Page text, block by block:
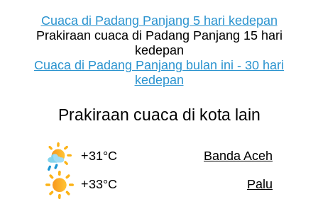
Cuaca di Padang Panjang 5 hari kedepan
Prakiraan cuaca di Padang Panjang 15 hari
kedepan
Cuaca di Padang Panjang bulan ini - 30 hari
kedepan
Prakiraan cuaca di kota lain
+31°C
Banda Aceh
+33°C
Palu